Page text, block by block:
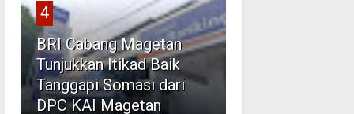
4
BRI Cabang Magetan
Tunjukkan Itikad Baik
Tanggapi Somasi dari
DPC KAI Magetan